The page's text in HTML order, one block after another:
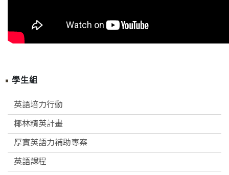
學生組
英語培力行動
椰林精英計畫
厚實英語力補助專案
英語課程